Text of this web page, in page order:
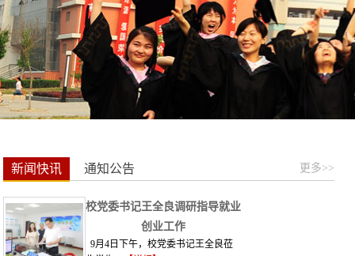
新闻快讯 通知公告 更多>>
校党委书记王全良调研指导就业
创业工作
9月4日下午，校党委书记王全良莅